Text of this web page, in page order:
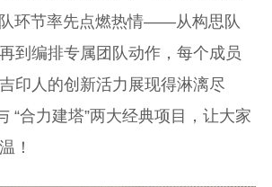
环节率先点燃热情——从构思队
到编排专属团队动作，每个成员
印人的创新活力展现得淋漓尽
“合力建塔”两大经典项目，让大家
！